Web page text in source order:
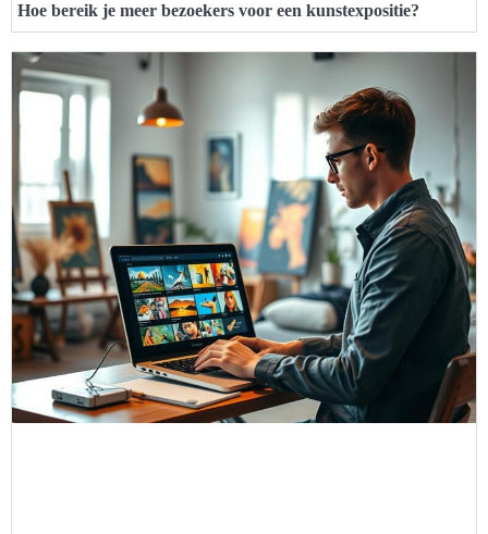
Hoe bereik je meer bezoekers voor een kunstexpositie?